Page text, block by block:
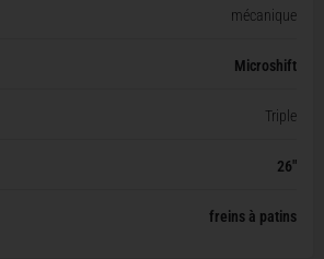
mécanique
Microshift
Triple
26"
freins à patins